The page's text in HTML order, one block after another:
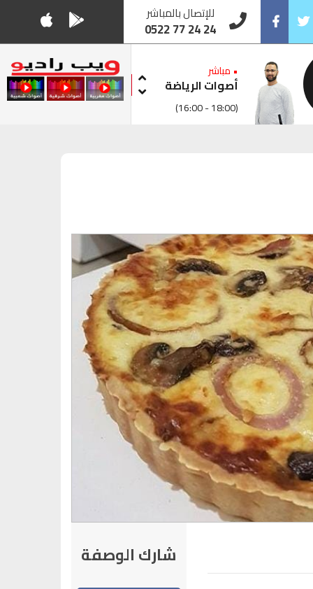
FacebookTwitter
للإتصال بالمباشر
0522 77 24 24
• مباشر
أصوات الرياضة
(16:00 - 18:00)
شارك الوصفة